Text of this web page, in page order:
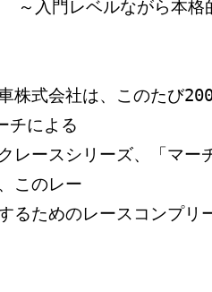
株式会社は、このたび
チによる
レースシリーズ、「マー
このレー
るためのレースコンプリ